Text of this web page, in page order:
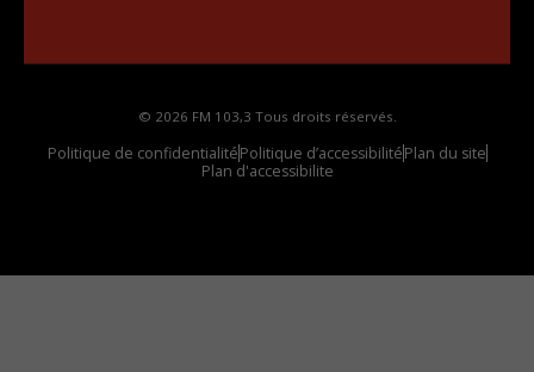
© 2026 FM 103,3 Tous droits réservés.
Politique de confidentialitéPolitique d’accessibilitéPlan du site
Plan d'accessibilite